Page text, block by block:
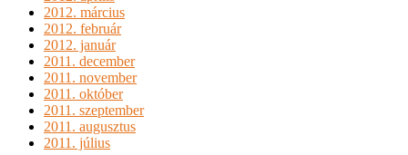
2012. március
2012. február
2012. január
2011. december
2011. november
2011. október
2011. szeptember
2011. augusztus
2011. július